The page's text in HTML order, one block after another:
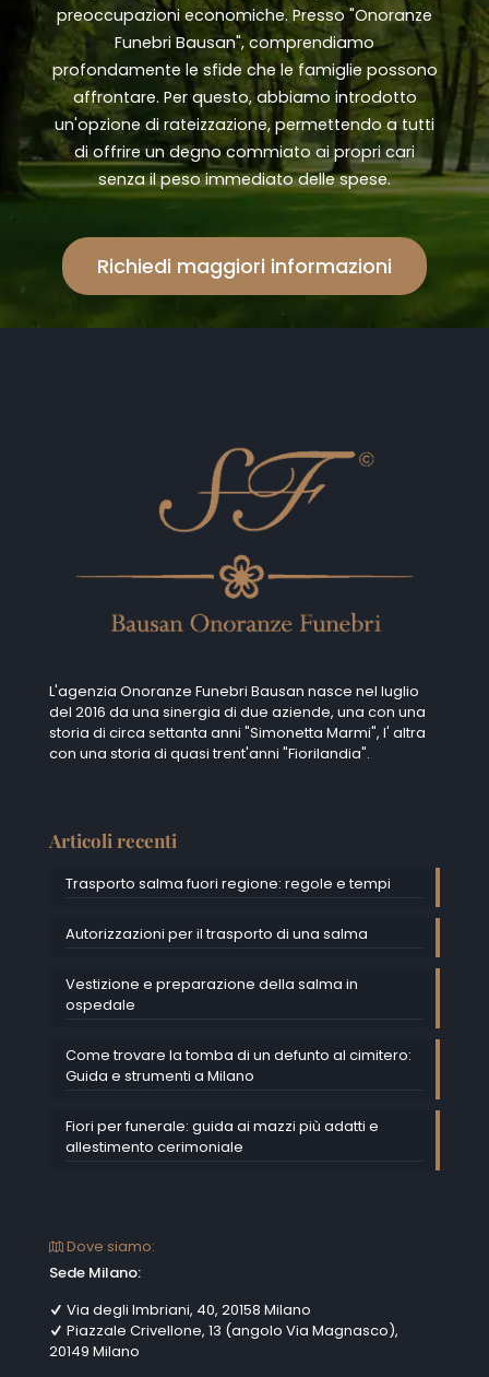
preoccupazioni economiche. Presso "Onoranze
Funebri Bausan", comprendiamo
profondamente le sfide che le famiglie possono
affrontare. Per questo, abbiamo introdotto
un'opzione di rateizzazione, permettendo a tutti
di offrire un degno commiato ai propri cari
senza il peso immediato delle spese.
Richiedi maggiori informazioni
L'agenzia Onoranze Funebri Bausan nasce nel luglio
del 2016 da una sinergia di due aziende, una con una
storia di circa settanta anni "Simonetta Marmi", I' altra
con una storia di quasi trent'anni "Fiorilandia".
Articoli recenti
Trasporto salma fuori regione: regole e tempi
Autorizzazioni per il trasporto di una salma
Vestizione e preparazione della salma in
ospedale
Come trovare la tomba di un defunto al cimitero:
Guida e strumenti a Milano
Fiori per funerale: guida ai mazzi più adatti e
allestimento cerimoniale
Dove siamo:
Sede Milano:
Via degli Imbriani, 40, 20158 Milano
Piazzale Crivellone, 13 (angolo Via Magnasco),
20149 Milano